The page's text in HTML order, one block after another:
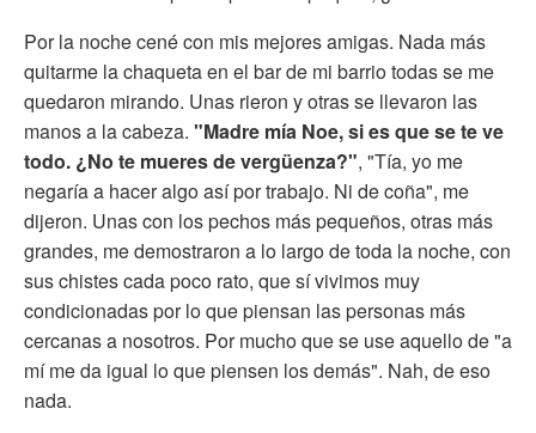
Por la noche cené con mis mejores amigas. Nada más
quitarme la chaqueta en el bar de mi barrio todas se me
quedaron mirando. Unas rieron y otras se llevaron las
manos a la cabeza. "Madre mía Noe, si es que se te ve
todo. ¿No te mueres de vergüenza?", "Tía, yo me
negaría a hacer algo así por trabajo. Ni de coña", me
dijeron. Unas con los pechos más pequeños, otras más
grandes, me demostraron a lo largo de toda la noche, con
sus chistes cada poco rato, que sí vivimos muy
condicionadas por lo que piensan las personas más
cercanas a nosotros. Por mucho que se use aquello de "a
mí me da igual lo que piensen los demás". Nah, de eso
nada.